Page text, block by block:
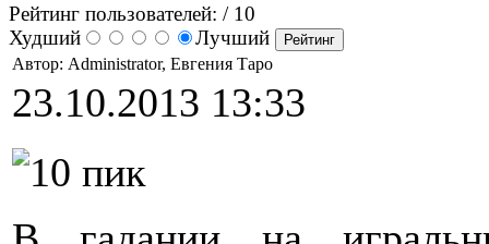
Рейтинг пользователей: / 10
Худший
Лучший
Автор: Administrator, Евгения Таро
23.10.2013 13:33